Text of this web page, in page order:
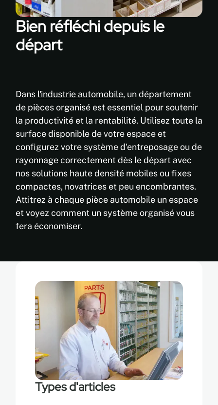
Bien réfléchi depuis le
départ
Dans l'industrie automobile, un département
de pièces organisé est essentiel pour soutenir
la productivité et la rentabilité. Utilisez toute la
surface disponible de votre espace et
configurez votre système d'entreposage ou de
rayonnage correctement dès le départ avec
nos solutions haute densité mobiles ou fixes
compactes, novatrices et peu encombrantes.
Attitrez à chaque pièce automobile un espace
et voyez comment un système organisé vous
fera économiser.
Types d'articles